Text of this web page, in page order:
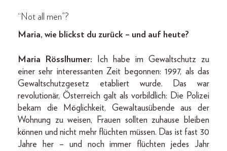
“Not all men”?
Maria, wie blickst du zurück – und auf heute?
Maria Rösslhumer: Ich habe im Gewaltschutz zu
einer sehr interessanten Zeit begonnen: 1997, als das
Gewaltschutzgesetz etabliert wurde. Das war
revolutionär, Österreich galt als vorbildlich: Die Polizei
bekam die Möglichkeit, Gewaltausübende aus der
Wohnung zu weisen, Frauen sollten zuhause bleiben
können und nicht mehr flüchten müssen. Das ist fast 30
Jahre her – und noch immer flüchten jedes Jahr